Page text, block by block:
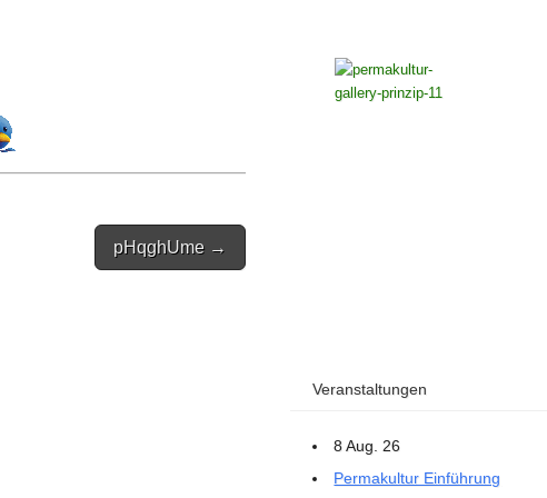
pHqghUme →
Veranstaltungen
8 Aug. 26
Permakultur Einführung